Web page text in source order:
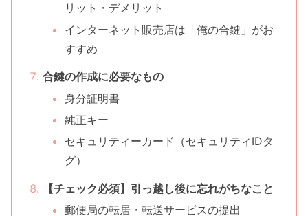
リット・デメリット
インターネット販売店は「俺の合鍵」がお
すすめ
合鍵の作成に必要なもの
身分証明書
純正キー
セキュリティーカード（セキュリティIDタ
グ）
【チェック必須】引っ越し後に忘れがちなこと
郵便局の転居・転送サービスの提出